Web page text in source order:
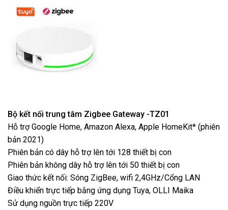
Bộ kết nối trung tâm Zigbee Gateway -TZ01
Hỗ trợ Google Home, Amazon Alexa, Apple HomeKit* (phiên
bản 2021)
Phiên bản có dây hỗ trợ lên tới 128 thiết bị con
Phiên bản không dây hỗ trợ lên tới 50 thiết bị con
Giao thức kết nối: Sóng ZigBee, wifi 2,4GHz/Cổng LAN
Điều khiển trực tiếp bằng ứng dụng Tuya, OLLI Maika
Sử dụng nguồn trực tiếp 220V